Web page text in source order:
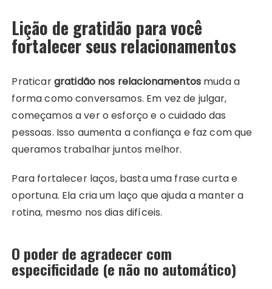
Lição de gratidão para você
fortalecer seus relacionamentos
Praticargratidão nos relacionamentos muda a
forma como conversamos. Em vez de julgar,
começamos a ver o esforço e o cuidado das
pessoas. Isso aumenta a confiança e faz com que
queramos trabalhar juntos melhor.
Para fortalecer laços, basta uma frase curta e
oportuna. Ela cria um laço que ajuda a manter a
rotina, mesmo nos dias difíceis.
O poder de agradecer com
especificidade (e não no automático)